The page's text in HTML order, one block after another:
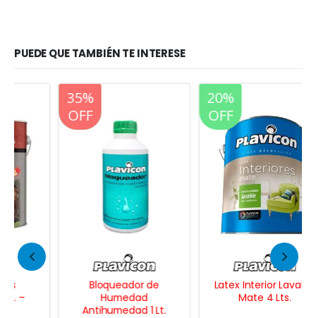
PUEDE QUE TAMBIÉN TE INTERESE
Bloqueador de
Humedad
Antihumedad 1 Lt.
Latex Interior Lavable
Mate 4 Lts.